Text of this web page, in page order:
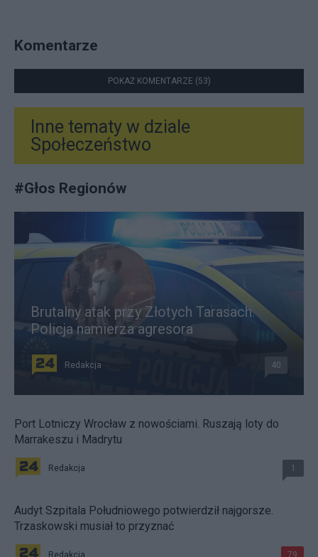
Komentarze
POKAŻ KOMENTARZE (53)
Inne tematy w dziale
Społeczeństwo
#Głos Regionów
Brutalny atak przy Złotych Tarasach.
Policja namierza agresora
Redakcja 40
Port Lotniczy Wrocław z nowościami. Ruszają loty do
Marrakeszu i Madrytu
Redakcja 1
Audyt Szpitala Południowego potwierdził najgorsze.
Trzaskowski musiał to przyznać
Redakcja 79